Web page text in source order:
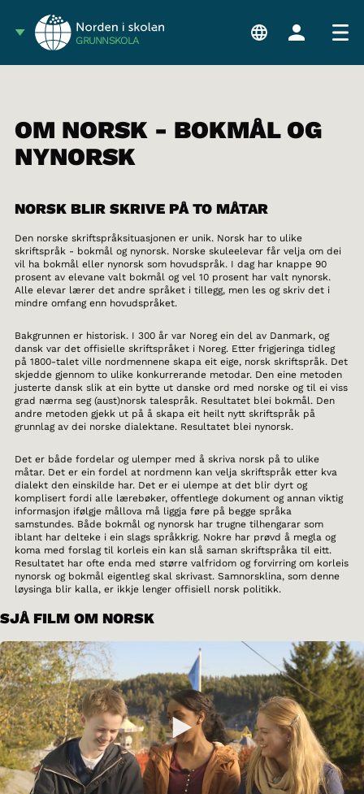
GRUNNSKOLA
OM NORSK - BOKMÅL OG
NYNORSK
NORSK BLIR SKRIVE PÅ TO MÅTAR
Den norske skriftspråksituasjonen er unik. Norsk har to ulike
skriftspråk - bokmål og nynorsk. Norske skuleelevar får velja om dei
vil ha bokmål eller nynorsk som hovudspråk. I dag har knappe 90
prosent av elevane valt bokmål og vel 10 prosent har valt nynorsk.
Alle elevar lærer det andre språket i tillegg, men les og skriv det i
mindre omfang enn hovudspråket.
Bakgrunnen er historisk. I 300 år var Noreg ein del av Danmark, og
dansk var det offisielle skriftspråket i Noreg. Etter frigjeringa tidleg
på 1800-talet ville nordmennene skapa eit eige, norsk skriftspråk. Det
skjedde gjennom to ulike konkurrerande metodar. Den eine metoden
justerte dansk slik at ein bytte ut danske ord med norske og til ei viss
grad nærma seg (aust)norsk talespråk. Resultatet blei bokmål. Den
andre metoden gjekk ut på å skapa eit heilt nytt skriftspråk på
grunnlag av dei norske dialektane. Resultatet blei nynorsk.
Det er både fordelar og ulemper med å skriva norsk på to ulike
måtar. Det er ein fordel at nordmenn kan velja skriftspråk etter kva
dialekt den einskilde har. Det er ei ulempe at det blir dyrt og
komplisert fordi alle lærebøker, offentlege dokument og annan viktig
informasjon ifølgje mållova må liggja føre på begge språka
samstundes. Både bokmål og nynorsk har trugne tilhengarar som
iblant har delteke i ein slags språkkrig. Nokre har prøvd å megla og
koma med forslag til korleis ein kan slå saman skriftspråka til eitt.
Resultatet har ofte enda med større valfridom og forvirring om korleis
nynorsk og bokmål eigentleg skal skrivast. Samnorsklina, som denne
løysinga blir kalla, er ikkje lenger offisiell norsk politikk.
SJÅ FILM OM NORSK